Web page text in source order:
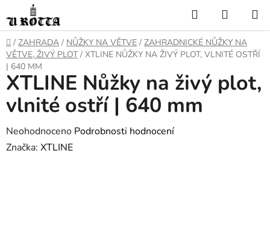
na
obsah
Hledat
KOŠÍK
DOMŮ
/ ZAHRADA / NŮŽKY NA VĚTVE / ZAHRADNICKÉ NŮŽKY NA
VĚTVE, ŽIVÝ PLOT / XTLINE NŮŽKY NA ŽIVÝ PLOT, VLNITÉ OSTŘÍ
| 640 MM
XTLINE Nůžky na živý plot,
vlnité ostří | 640 mm
Průměrné
hodnocení
Neohodnoceno Podrobnosti hodnocení
Značka: XTLINE